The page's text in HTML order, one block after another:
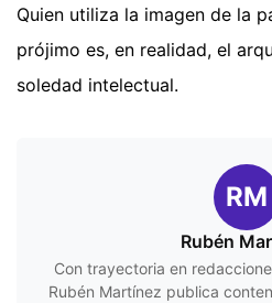
Quien utiliza la imagen de la
prójimo es, en realidad, el
soledad intelectual.
RM
Rubén
Con trayectoria en
Rubén Martínez publica